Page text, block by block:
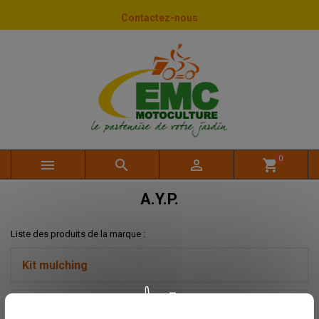
Contactez-nous
   shopping_cart0
A.Y.P.
Liste des produits de la marque :
Kit mulching